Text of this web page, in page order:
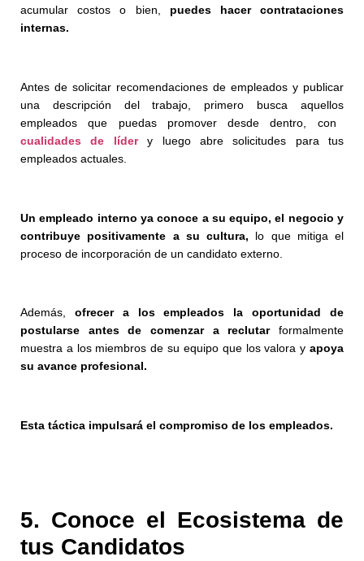
acumular costoso bien,
puedes hacer contrataciones
internas.
Antes de solicitar recomendaciones de empleados y publicar
una descripción del trabajo, primero busca aquellos
empleados que puedas promover desde dentro, con
cualidades de lídery luego abre solicitudes para tus
empleados actuales.
Un empleado interno ya conoce a su equipo, el negocio y
contribuye positivamente a su cultura, lo que mitiga el
proceso de incorporación de un candidato externo.
Además, ofrecer a los empleados la oportunidad de
postularse antes de comenzar a reclutar formalmente
muestra a los miembros de su equipo que los valora y apoya
su avance profesional.
Esta táctica impulsará el compromiso de los empleados.
5. Conoce el Ecosistema de
tus Candidatos